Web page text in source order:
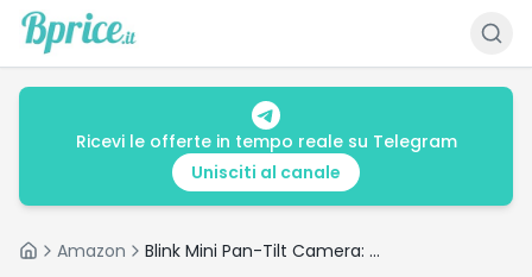
Ricevi le offerte in tempo reale su Telegram
Unisciti al canale
HomeAmazon Blink Mini Pan-Tilt Camera: recensione e offerta al 50%